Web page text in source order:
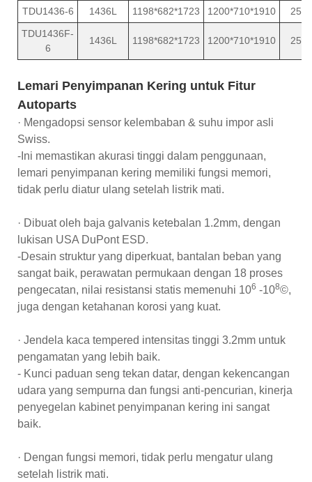
TDU1436-6 1436L 1198*682*1723 1200*710*1910
25
TDU1436F-
6
1436L 1198*682*1723 1200*710*1910 25
Lemari Penyimpanan Kering untuk Fitur
Autoparts
· Mengadopsi sensor kelembaban & suhu impor asli
Swiss.
-Ini memastikan akurasi tinggi dalam penggunaan,
lemari penyimpanan kering memiliki fungsi memori,
tidak perlu diatur ulang setelah listrik mati.
· Dibuat oleh baja galvanis ketebalan 1.2mm, dengan
lukisan USA DuPont ESD.
-Desain struktur yang diperkuat, bantalan beban yang
sangat baik, perawatan permukaan dengan 18 proses
pengecatan, nilai resistansi statis memenuhi 106 -108©,
juga dengan ketahanan korosi yang kuat.
· Jendela kaca tempered intensitas tinggi 3.2mm untuk
pengamatan yang lebih baik.
- Kunci paduan seng tekan datar, dengan kekencangan
udara yang sempurna dan fungsi anti-pencurian, kinerja
penyegelan kabinet penyimpanan kering ini sangat
baik.
· Dengan fungsi memori, tidak perlu mengatur ulang
setelah listrik mati.